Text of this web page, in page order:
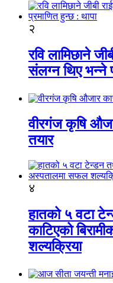
२
रवि लामिछाने
संलग्न थिए भन्ने
वीरगंज कृषि
तयार
४
हातको ५ वटा
काटिएको
शल्यक्रिया